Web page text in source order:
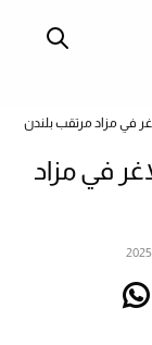
في مزاد مرتقب بلندن
في مزاد